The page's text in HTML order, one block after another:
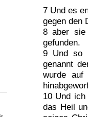
7 Und es
gegen den
8 aber
gefunden.
9Und so
genannt
wurde
10Und ich
das Heil